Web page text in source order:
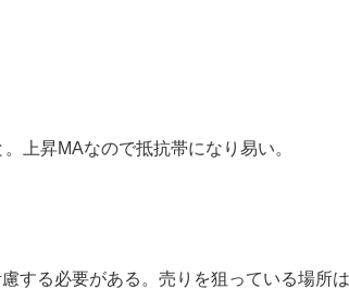
上昇MAなので抵抗帯になり易い。
する必要がある。売りを狙っている場所